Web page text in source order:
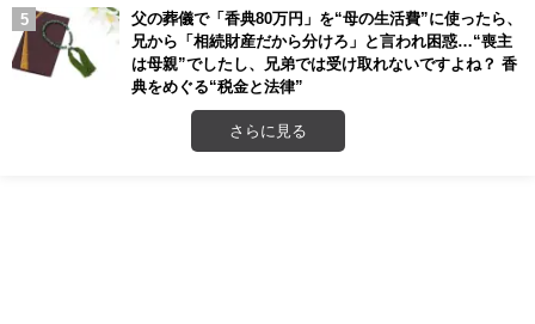
父の葬儀で「香典80万円」を“母の生活費”に使ったら、
兄から「相続財産だから分けろ」と言われ困惑…“喪主
は母親”でしたし、兄弟では受け取れないですよね？ 香
典をめぐる“税金と法律”
さらに見る